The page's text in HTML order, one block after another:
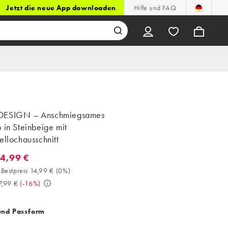
Jetzt die neue App downloaden Hilfe und FAQ
– Anschmiegsames
in Steinbeige mit
€. 30-Tage-Bestpreis 14,99 € (0%). Vorher 17,99 €. (-16%)
€
14,99 € (0%)
€ (-16%)
Passform